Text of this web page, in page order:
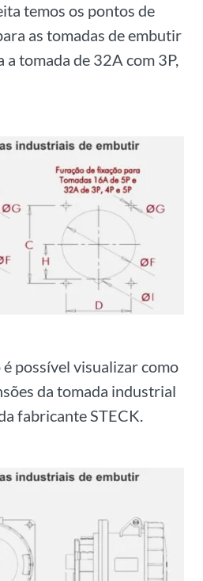
temos os pontos de
as tomadas de embutir
a tomada de 32A com 3P,
é possível visualizar como
da tomada industrial
fabricante STECK.